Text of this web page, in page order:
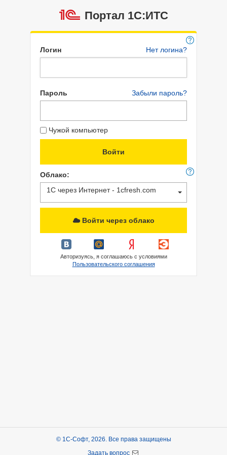
Портал 1C:ИТС
Логин Нет логина?
Пароль Забыли пароль?
Чужой компьютер
Облако:
1С через Интернет - 1cfresh.com
Войти через облако
Авторизуясь, я соглашаюсь с условиями
Пользовательского соглашения
© 1С-Софт, 2026. Все права защищены
Задать вопрос